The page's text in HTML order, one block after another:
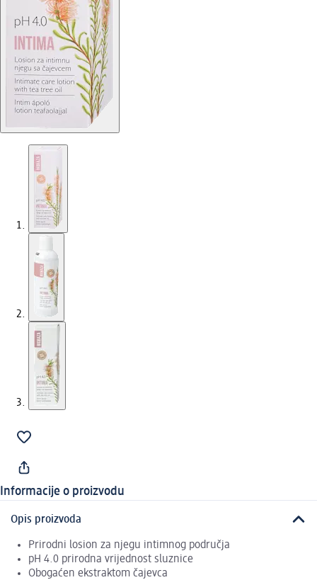
Informacije o proizvodu
Opis proizvoda
Prirodni losion za njegu intimnog područja
pH 4.0 prirodna vrijednost sluznice
Obogaćen ekstraktom čajevca